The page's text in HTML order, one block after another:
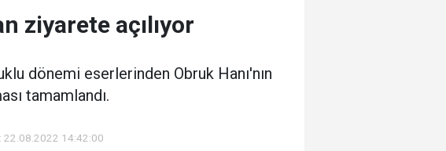
ziyarete açılıyor
dönemi eserlerinden Obruk Hanı'nın
tamamlandı.
22.08.2022 14:42:00